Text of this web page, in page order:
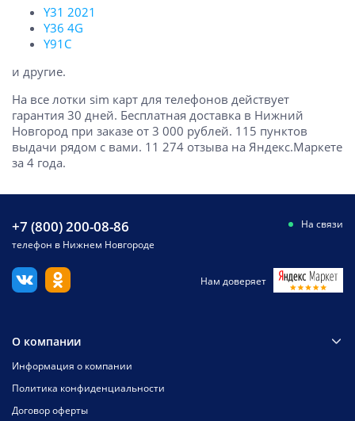
Y31 2021
Y36 4G
Y91C
и другие.
На все лотки sim карт для телефонов действует
гарантия 30 дней. Бесплатная доставка в Нижний
Новгород при заказе от 3 000 рублей. 115 пунктов
выдачи рядом с вами. 11 274 отзыва на Яндекс.Маркете
за 4 года.
+7 (800) 200-08-86
телефон в Нижнем Новгороде
На связи
Нам доверяет
О компании
Информация о компании
Политика конфиденциальности
Договор оферты